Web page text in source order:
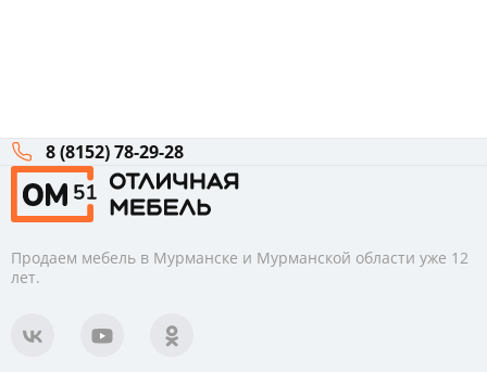
8 (8152) 78-29-28
Продаем мебель в Мурманске и Мурманской области уже 12
лет.